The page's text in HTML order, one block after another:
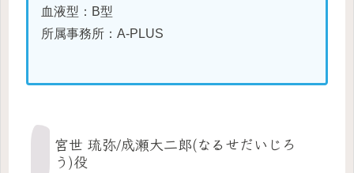
血液型：B型
所属事務所：A-PLUS
宮世 琉弥/成瀬大二郎(なるせだいじろ
う)役